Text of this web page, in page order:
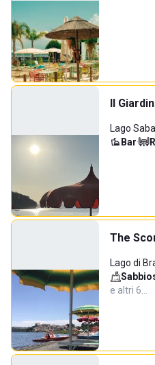
Il
Lago
Bar·
The
Lago di
e altri 6…